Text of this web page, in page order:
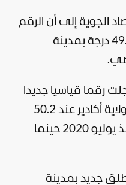
الجوية إلى أن الرقم
القياسي القديم كان عند 49.9 درجة بمدينة
رقما قياسيا جديدا
أيضا في مدينة أيت ملول بولاية أكادير عند 50.2
درجة مئوية، وهو الأعلى منذ يوليو 2020 حينما
جديد بمدينة